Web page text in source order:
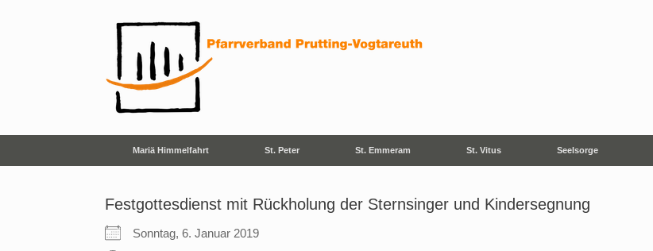
Mariä Himmelfahrt St. Peter St. Emmeram St. Vitus Seelsorge
Festgottesdienst mit Rückholung der Sternsinger und Kindersegnung
Sonntag, 6. Januar 2019